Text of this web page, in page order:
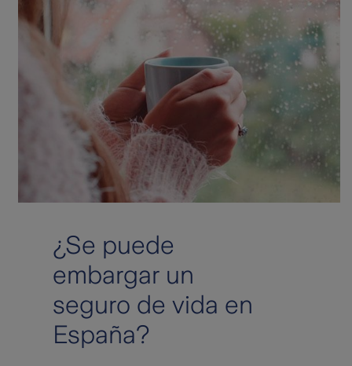
¿Se puede
embargar un
seguro de vida en
España?